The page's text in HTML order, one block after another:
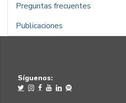
Preguntas frecuentes
Publicaciones
Síguenos: